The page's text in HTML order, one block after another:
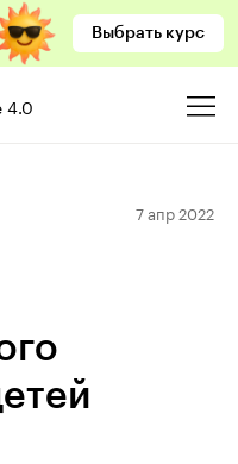
Выбрать курс
4.0
7 апр 2022